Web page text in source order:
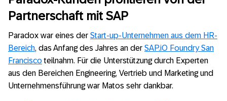
Partnerschaft mit SAP
Paradox war eines der Start-up-Unternehmen aus dem HR-
Bereich, das Anfang des Jahres an der SAP.iO Foundry San
Franciscoteilnahm. Für die Unterstützung durch Experten
aus den Bereichen Engineering, Vertrieb und Marketing und
Unternehmensführung war Matos sehr dankbar.